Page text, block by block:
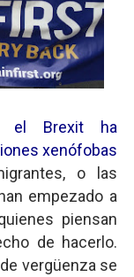
el Brexit ha
xenófobas
o las
empezado a
piensan
de hacerlo.
vergüenza se